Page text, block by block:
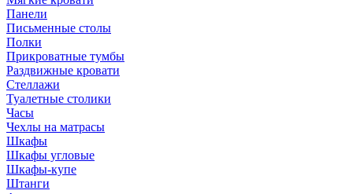
Панели
Письменные столы
Полки
Прикроватные тумбы
Раздвижные кровати
Стеллажи
Туалетные столики
Часы
Чехлы на матрасы
Шкафы
Шкафы угловые
Шкафы-купе
Штанги